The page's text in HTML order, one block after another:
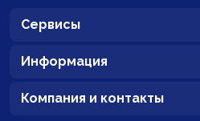
Сервисы
Информация
Компания и контакты